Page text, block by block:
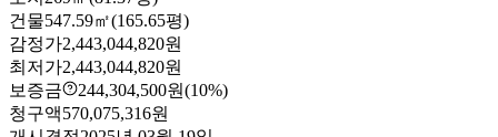
건물547.59㎡(165.65평)
감정가2,443,044,820원
최저가2,443,044,820원
보증금
244,304,500원(10%)
청구액570,075,316원